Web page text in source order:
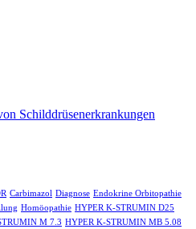
Schilddrüsenerkrankungen
Carbimazol Diagnose Endokrine Orbitopathie
Homöopathie HYPER K-STRUMIN D25
M 7.3 HYPER K-STRUMIN MB 5.08